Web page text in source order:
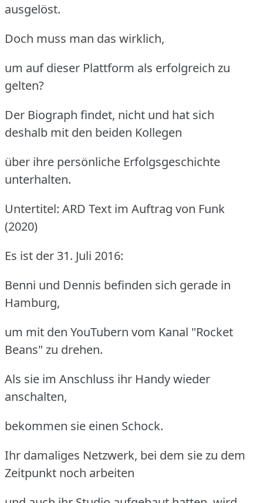
ausgelöst.
Doch muss man das wirklich,
um auf dieser Plattform als erfolgreich zu
gelten?
Der Biograph findet, nicht und hat sich
deshalb mit den beiden Kollegen
über ihre persönliche Erfolgsgeschichte
unterhalten.
Untertitel: ARD Text im Auftrag von Funk
(2020)
Es ist der 31. Juli 2016:
Benni und Dennis befinden sich gerade in
Hamburg,
um mit den YouTubern vom Kanal "Rocket
Beans" zu drehen.
Als sie im Anschluss ihr Handy wieder
anschalten,
bekommen sie einen Schock.
Ihr damaliges Netzwerk, bei dem sie zu dem
Zeitpunkt noch arbeiten